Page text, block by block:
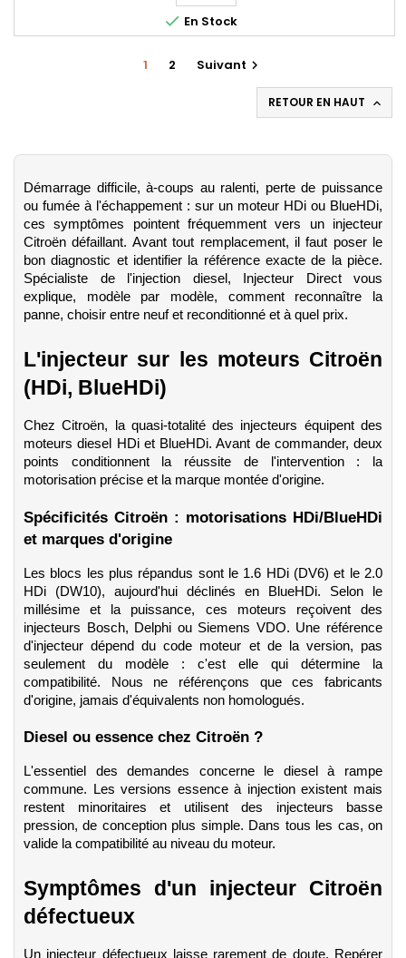
 En Stock
1 2 Suivant 
RETOUR EN HAUT 
Démarrage difficile, à-coups au ralenti, perte de puissance
ou fumée à l'échappement : sur un moteur HDi ou BlueHDi,
ces symptômes pointent fréquemment vers un injecteur
Citroën défaillant. Avant tout remplacement, il faut poser le
bon diagnostic et identifier la référence exacte de la pièce.
Spécialiste de l'injection diesel, Injecteur Direct vous
explique, modèle par modèle, comment reconnaître la
panne, choisir entre neuf et reconditionné et à quel prix.
L'injecteur sur les moteurs Citroën
(HDi, BlueHDi)
Chez Citroën, la quasi-totalité des injecteurs équipent des
moteurs diesel HDi et BlueHDi. Avant de commander, deux
points conditionnent la réussite de l'intervention : la
motorisation précise et la marque montée d'origine.
Spécificités Citroën : motorisations HDi/BlueHDi
et marques d'origine
Les blocs les plus répandus sont le 1.6 HDi (DV6) et le 2.0
HDi (DW10), aujourd'hui déclinés en BlueHDi. Selon le
millésime et la puissance, ces moteurs reçoivent des
injecteurs Bosch, Delphi ou Siemens VDO. Une référence
d'injecteur dépend du code moteur et de la version, pas
seulement du modèle : c'est elle qui détermine la
compatibilité. Nous ne référençons que ces fabricants
d'origine, jamais d'équivalents non homologués.
Diesel ou essence chez Citroën ?
L'essentiel des demandes concerne le diesel à rampe
commune. Les versions essence à injection existent mais
restent minoritaires et utilisent des injecteurs basse
pression, de conception plus simple. Dans tous les cas, on
valide la compatibilité au niveau du moteur.
Symptômes d'un injecteur Citroën
défectueux
Un injecteur défectueux laisse rarement de doute. Repérer